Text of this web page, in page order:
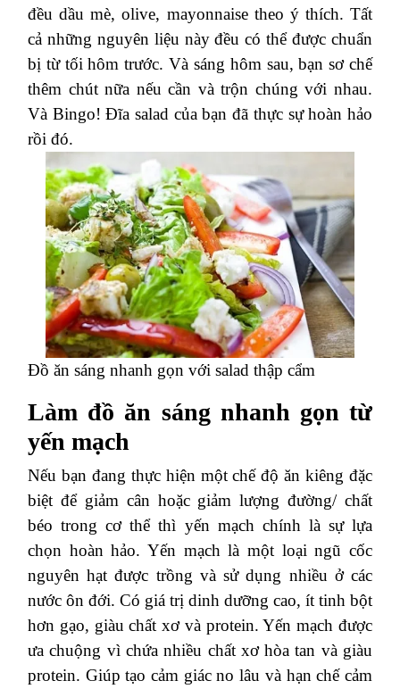
đều dầu mè, olive, mayonnaise theo ý thích. Tất
cả những nguyên liệu này đều có thể được chuẩn
bị từ tối hôm trước. Và sáng hôm sau, bạn sơ chế
thêm chút nữa nếu cần và trộn chúng với nhau.
Và Bingo! Đĩa salad của bạn đã thực sự hoàn hảo
rồi đó.
Đồ ăn sáng nhanh gọn với salad thập cẩm
Làm đồ ăn sáng nhanh gọn từ
yến mạch
Nếu bạn đang thực hiện một chế độ ăn kiêng đặc
biệt để giảm cân hoặc giảm lượng đường/ chất
béo trong cơ thể thì yến mạch chính là sự lựa
chọn hoàn hảo. Yến mạch là một loại ngũ cốc
nguyên hạt được trồng và sử dụng nhiều ở các
nước ôn đới. Có giá trị dinh dưỡng cao, ít tinh bột
hơn gạo, giàu chất xơ và protein. Yến mạch được
ưa chuộng vì chứa nhiều chất xơ hòa tan và giàu
protein. Giúp tạo cảm giác no lâu và hạn chế cảm